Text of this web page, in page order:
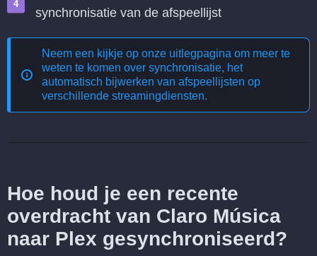
synchronisatie van de afspeellijst
Neem een kijkje op onze uitlegpagina om meer te
weten te komen over synchronisatie, het
automatisch bijwerken van afspeellijsten op
verschillende streamingdiensten.
Hoe houd je een recente
overdracht van Claro Música
naar Plex gesynchroniseerd?